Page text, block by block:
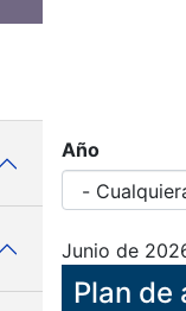
Año
Junio de
Plan